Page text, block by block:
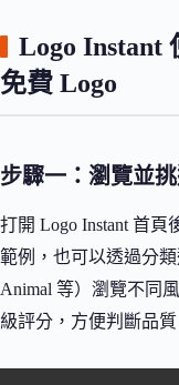
Logo Instant
免費 Logo
步驟一：瀏覽並
打開 Logo Instant 首
範例，也可以透過分類
Animal 等）瀏覽不同
級評分，方便判斷品質